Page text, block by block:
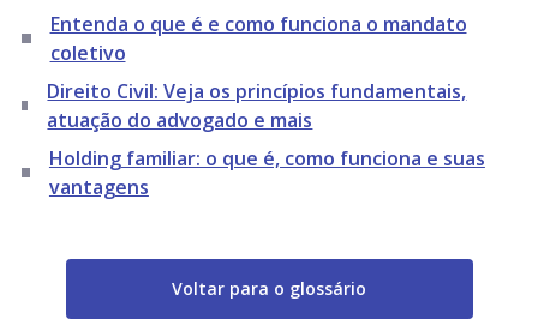
Entenda o que é e como funciona o mandato
coletivo
Direito Civil: Veja os princípios fundamentais,
atuação do advogado e mais
Holding familiar: o que é, como funciona e suas
vantagens
Voltar para o glossário